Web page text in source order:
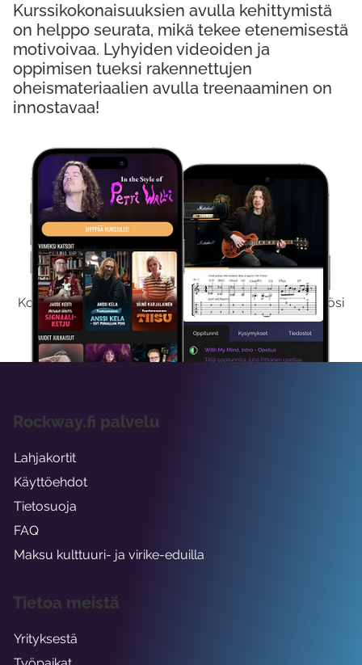
Kokeile Ilmaiseksi
Kokeilemalla ilmaiseksi saat koko sisältömme käyttöösi
viikon ajaksi.
Kurssikokonaisuuksien avulla kehittymistä
on helppo seurata, mikä tekee etenemisestä
motivoivaa. Lyhyiden videoiden ja
oppimisen tueksi rakennettujen
oheismateriaalien avulla treenaaminen on
innostavaa!
Rockway.fi palvelu
Lahjakortit
Käyttöehdot
Tietosuoja
FAQ
Maksu kulttuuri- ja virike-eduilla
Tietoa meistä
Yrityksestä